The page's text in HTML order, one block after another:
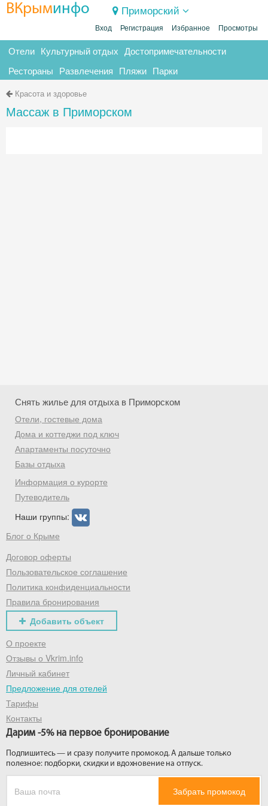
ВКрыминфо Приморский
Вход Регистрация Избранное Просмотры
Отели Культурный отдых Достопримечательности
Рестораны Развлечения Пляжи Парки
Красота и здоровье
Массаж в Приморском
Снять жилье для отдыха в Приморском
Отели, гостевые дома
Дома и коттеджи под ключ
Апартаменты посуточно
Базы отдыха
Информация о курорте
Путеводитель
Наши группы:
Блог о Крыме
Договор оферты
Пользовательское соглашение
Политика конфиденциальности
Правила бронирования
Добавить объект
О проекте
Отзывы о Vkrim.info
Личный кабинет
Предложение для отелей
Тарифы
Контакты
Дарим -5% на первое бронирование
Подпишитесь — и сразу получите промокод. А дальше только
полезное: подборки, скидки и вдохновение на отпуск.
Забрать промокод
Скидка −5%
Хочешь дешевле? Оставь почту и получи
промокод на первое бронирование!